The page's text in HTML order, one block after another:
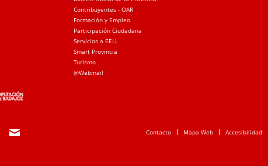
Contribuyentes - OAR
Formación y Empleo
Participación Ciudadana
Servicios a EELL
Smart Provincia
Turismo
@Webmail
Contacto Mapa Web Accesibilidad